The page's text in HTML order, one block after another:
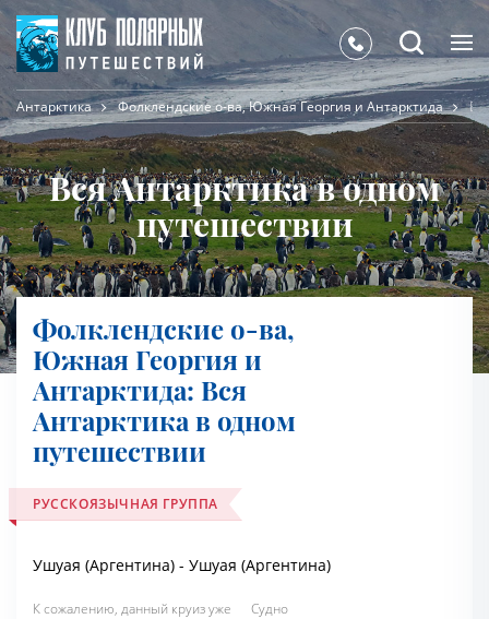
Антарктика Фолклендские о-ва, Южная Георгия и Антарктида
Вся Антарктика в одном
путешествии
Фолклендские о-ва,
Южная Георгия и
Антарктида: Вся
Антарктика в одном
путешествии
РУССКОЯЗЫЧНАЯ ГРУППА
Ушуая (Аргентина) - Ушуая (Аргентина)
К сожалению, данный круиз уже
Судно